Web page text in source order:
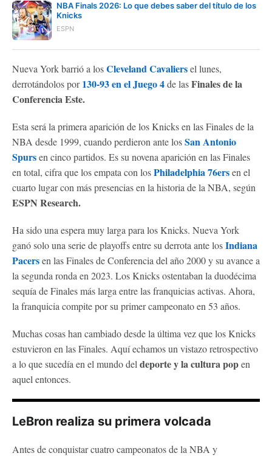
NBA Finals 2026: Lo que debes saber del título de los
Knicks
ESPN
Nueva York barrió a losCleveland Cavaliersel lunes,
derrotándolos por130-93 en el Juego 4de lasFinales de la
Conferencia Este.
Esta será la primera aparición de los Knicks en las Finales de la
NBA desde 1999, cuando perdieron ante losSan Antonio
Spursen cinco partidos. Es su novena aparición en las Finales
en total, cifra que los empata con losPhiladelphia 76ersen el
cuarto lugar con más presencias en la historia de la NBA, según
ESPN Research.
Ha sido una espera muy larga para los Knicks. Nueva York
ganó solo una serie de playoffs entre su derrota ante losIndiana
Pacersen las Finales de Conferencia del año 2000 y su avance a
la segunda ronda en 2023. Los Knicks ostentaban la duodécima
sequía de Finales más larga entre las franquicias activas. Ahora,
la franquicia compite por su primer campeonato en 53 años.
Muchas cosas han cambiado desde la última vez que los Knicks
estuvieron en las Finales. Aquí echamos un vistazo retrospectivo
a lo que sucedía en el mundo del deporte y la cultura popen
aquel entonces.
LeBron realiza su primera volcada
Antes de conquistar cuatro campeonatos de la NBA y